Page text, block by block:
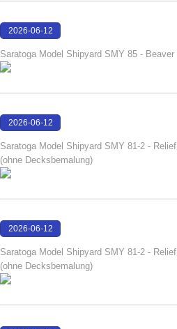
2026-06-12
Saratoga Model Shipyard SMY 85 - Beaver
2026-06-12
Saratoga Model Shipyard SMY 81-2 - Relief
(ohne Decksbemalung)
2026-06-12
Saratoga Model Shipyard SMY 81-2 - Relief
(ohne Decksbemalung)